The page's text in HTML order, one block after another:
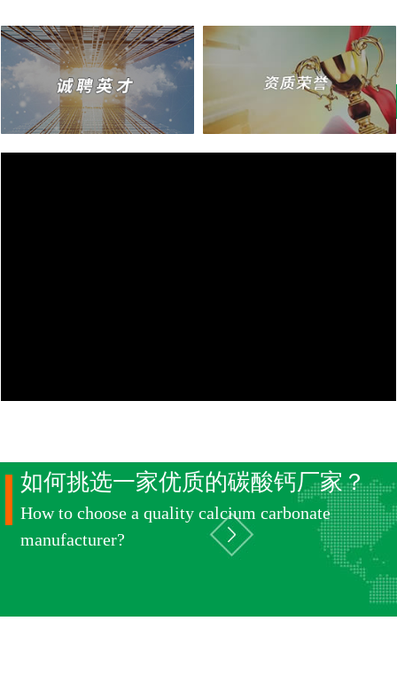
如何挑选一家优质的碳酸钙厂家？
How to choose a quality calcium carbonate
manufacturer?